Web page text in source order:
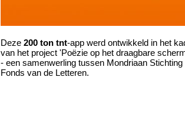
Deze 200 ton tnt-app werd ontwikkeld in het
van het project 'Poëzie op het draagbare
- een samenwerling tussen Mondriaan Stichting
Fonds van de Letteren.